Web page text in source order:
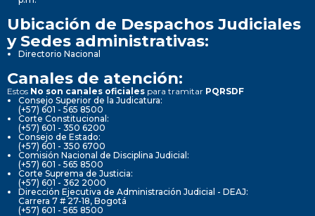
Ubicación de Despachos Judiciales
y Sedes administrativas:
Directorio Nacional
Canales de atención:
Estos No son canales oficiales para tramitar PQRSDF
Consejo Superior de la Judicatura:
(+57) 601 - 565 8500
Corte Constitucional:
(+57) 601 - 350 6200
Consejo de Estado:
(+57) 601 - 350 6700
Comisión Nacional de Disciplina Judicial:
(+57) 601 - 565 8500
Corte Suprema de Justicia:
(+57) 601 - 362 2000
Dirección Ejecutiva de Administración Judicial - DEAJ:
Carrera 7 # 27-18, Bogotá
(+57) 601 - 565 8500